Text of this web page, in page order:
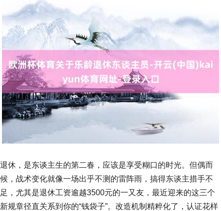
退休，是东谈主生的第二春，应该是享受糊口的时光。但偶而
候，战术变化就像一场出乎不测的雷阵雨，搞得东谈主措手不
足，尤其是退休工资逾越3500元的一又友，最近迎来的这三个
新规章径直关系到你的“钱袋子”。改造机制精粹化了，认证花样